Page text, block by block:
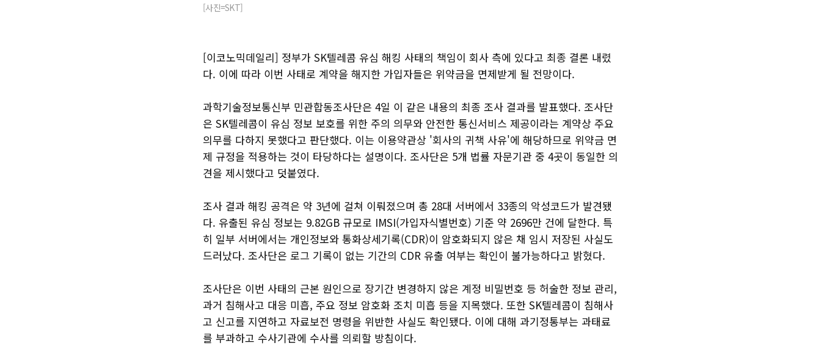
[사진=SKT]
[이코노믹데일리] 정부가 SK텔레콤 유심 해킹 사태의 책임이 회사 측에 있다고 최종 결론 내렸
다. 이에 따라 이번 사태로 계약을 해지한 가입자들은 위약금을 면제받게 될 전망이다.
과학기술정보통신부 민관합동조사단은 4일 이 같은 내용의 최종 조사 결과를 발표했다. 조사단
은 SK텔레콤이 유심 정보 보호를 위한 주의 의무와 안전한 통신서비스 제공이라는 계약상 주요
의무를 다하지 못했다고 판단했다. 이는 이용약관상 '회사의 귀책 사유'에 해당하므로 위약금 면
제 규정을 적용하는 것이 타당하다는 설명이다. 조사단은 5개 법률 자문기관 중 4곳이 동일한 의
견을 제시했다고 덧붙였다.
조사 결과 해킹 공격은 약 3년에 걸쳐 이뤄졌으며 총 28대 서버에서 33종의 악성코드가 발견됐
다. 유출된 유심 정보는 9.82GB 규모로 IMSI(가입자식별번호) 기준 약 2696만 건에 달한다. 특
히 일부 서버에서는 개인정보와 통화상세기록(CDR)이 암호화되지 않은 채 임시 저장된 사실도
드러났다. 조사단은 로그 기록이 없는 기간의 CDR 유출 여부는 확인이 불가능하다고 밝혔다.
조사단은 이번 사태의 근본 원인으로 장기간 변경하지 않은 계정 비밀번호 등 허술한 정보 관리,
과거 침해사고 대응 미흡, 주요 정보 암호화 조치 미흡 등을 지목했다. 또한 SK텔레콤이 침해사
고 신고를 지연하고 자료보전 명령을 위반한 사실도 확인됐다. 이에 대해 과기정통부는 과태료
를 부과하고 수사기관에 수사를 의뢰할 방침이다.